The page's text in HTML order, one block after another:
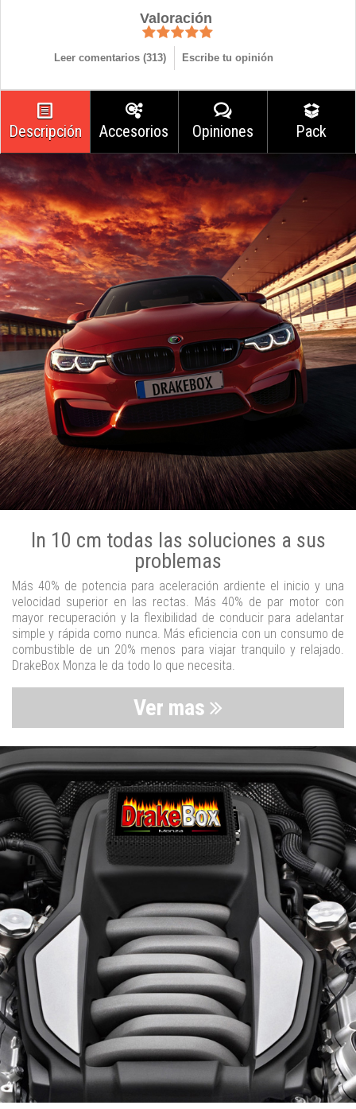
Valoración
Leer comentarios (313) Escribe tu opinión
Descripción Accesorios Opiniones Pack
In 10 cm todas las soluciones a sus
problemas
Más 40% de potencia para aceleración ardiente el inicio y una
velocidad superior en las rectas. Más 40% de par motor con
mayor recuperación y la flexibilidad de conducir para adelantar
simple y rápida como nunca. Más eficiencia con un consumo de
combustible de un 20% menos para viajar tranquilo y relajado.
DrakeBox Monza le da todo lo que necesita.
Ver mas